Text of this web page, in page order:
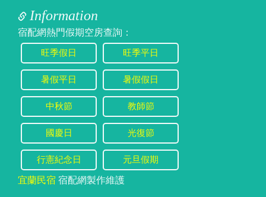
Information
宿配網熱門假期空房查詢：
旺季假日 旺季平日
暑假平日 暑假假日
中秋節 教師節
國慶日 光復節
行憲紀念日 元旦假期
宜蘭民宿 宿配網製作維護